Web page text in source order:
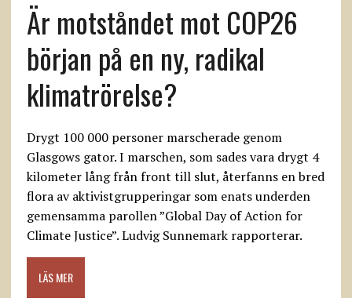
Är motståndet mot COP26
början på en ny, radikal
klimatrörelse?
Drygt 100 000 personer marscherade genom
Glasgows gator. I marschen, som sades vara drygt 4
kilometer lång från front till slut, återfanns en bred
flora av aktivistgrupperingar som enats underden
gemensamma parollen ”Global Day of Action for
Climate Justice”. Ludvig Sunnemark rapporterar.
LÄS MER